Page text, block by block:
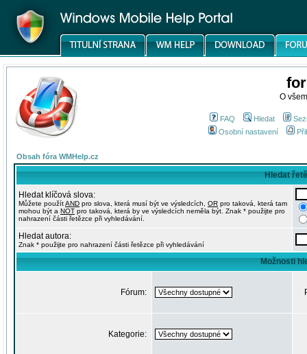
O
FAQ Hledat
Osobní nastavení
Obsah fóra WMHelp.cz
Hledat
Hledat klíčová slova:
Můžete použítAND pro slova, která musí být ve výsledcích, OR pro taková, která tam
mohou být a NOT pro taková, která by ve výsledcích neměla být. Znak * použijte pro
nahrazení části řetězce při vyhledávání.
Hledat autora:
Znak * použijte pro nahrazení části řetězce při vyhledávání
Možnosti
Fórum:
Kategorie: